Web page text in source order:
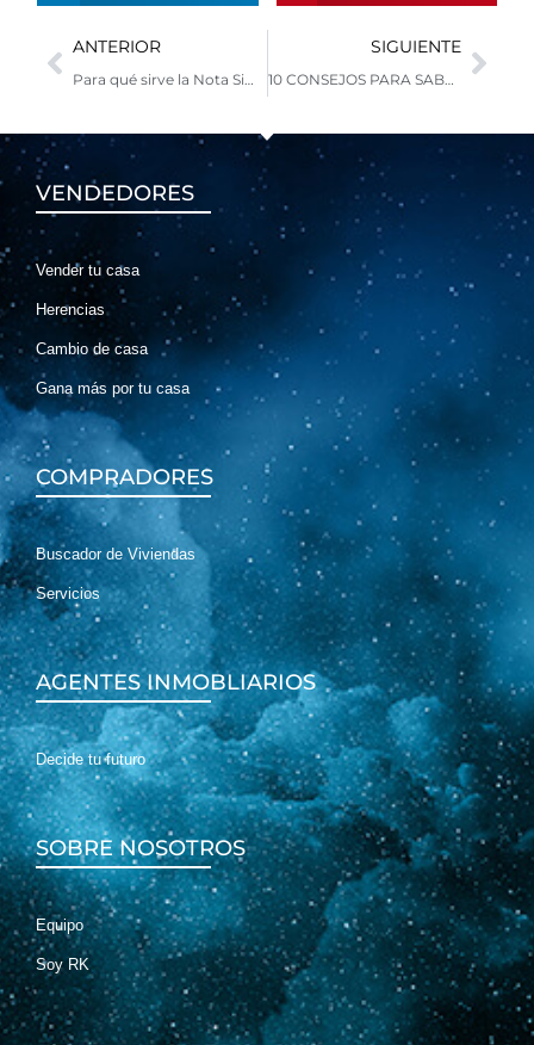
Ant
ANTERIOR
Para qué sirve la Nota Simple
SIGUIENTE
10 CONSEJOS PARA SABER CÓMO VENDER TU CASA
VENDEDORES
Vender tu casa
Herencias
Cambio de casa
Gana más por tu casa
COMPRADORES
Buscador de Viviendas
Servicios
AGENTES INMOBLIARIOS
Decide tu futuro
SOBRE NOSOTROS
Equipo
Soy RK